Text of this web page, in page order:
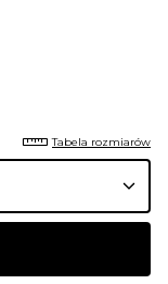
Tabela rozmiarów